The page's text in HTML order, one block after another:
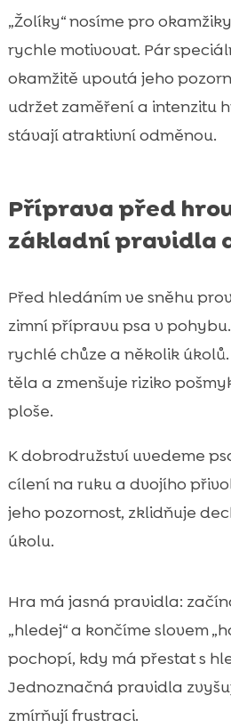
„Žolíky“ nosíme pro
rychle motivovat. Pár
okamžitě upoutá jeho
udržet zaměření a intenzitu
stávají atraktivní odměnou.
Příprava před
základní pravidla
Před hledáním ve sněhu
zimní přípravu psa v
rychlé chůze a několik
těla a zmenšuje riziko
ploše.
K dobrodružství uvedeme
cílení na ruku a dvojího
jeho pozornost, zklidňuje
úkolu.
Hra má jasná pravidla:
„hledej“ a končíme slovem
pochopí, kdy má přestat s
Jednoznačná pravidla
zmírňují frustraci.